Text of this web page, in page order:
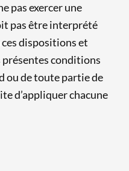
pas exercer une
pas être interprété
dispositions et
présentes conditions
ou de toute partie de
d’appliquer chacune